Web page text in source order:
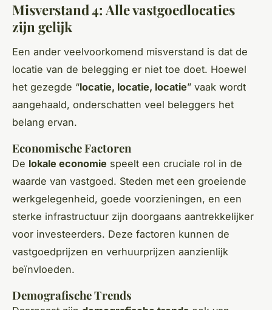
Misverstand 4: Alle vastgoedlocaties
zijn gelijk
Een ander veelvoorkomend misverstand is dat de
locatie van de belegging er niet toe doet. Hoewel
het gezegde “locatie, locatie, locatie” vaak wordt
aangehaald, onderschatten veel beleggers het
belang ervan.
Economische Factoren
De lokale economie speelt een cruciale rol in de
waarde van vastgoed. Steden met een groeiende
werkgelegenheid, goede voorzieningen, en een
sterke infrastructuur zijn doorgaans aantrekkelijker
voor investeerders. Deze factoren kunnen de
vastgoedprijzen en verhuurprijzen aanzienlijk
beïnvloeden.
Demografische Trends